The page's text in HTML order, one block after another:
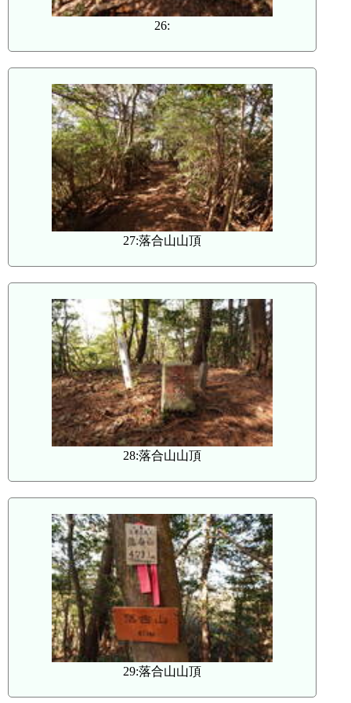
26:
27:落合山山頂
28:落合山山頂
29:落合山山頂